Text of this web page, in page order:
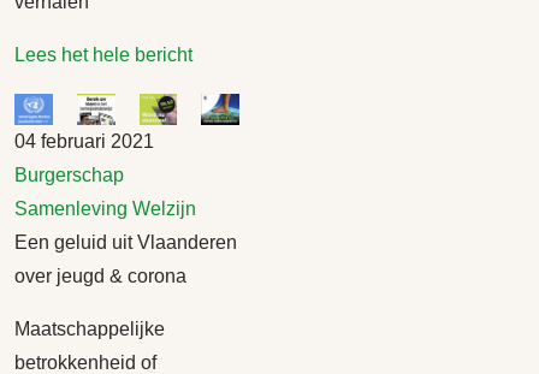
Lees het hele bericht
04 februari 2021
Burgerschap
Samenleving Welzijn
Een geluid uit Vlaanderen
over jeugd & corona
Maatschappelijke
betrokkenheid of